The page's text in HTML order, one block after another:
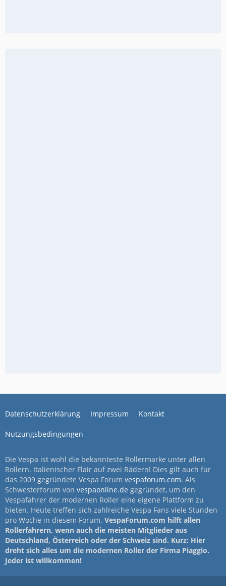
Datenschutzerklärung Impressum Kontakt
Nutzungsbedingungen
Die Vespa ist wohl die bekannteste Rollermarke unter allen
Rollern. Italienischer Flair auf zwei Rädern! Dies gilt auch für
das 2009 gegründete Vespa Forum vespaforum.com. Als
Schwesterforum von vespaonline.de gegründet, um den
Vespafahrer der modernen Roller eine eigene Plattform zu
bieten. Heute treffen sich zahlreiche Vespa Fans viele Stunden
pro Woche in diesem Forum. VespaForum.com hilft allen
Rollerfahrern, wenn auch die meisten Mitglieder aus
Deutschland, Österreich oder der Schweiz sind. Kurz: Hier
dreht sich alles um die modernen Roller der Firma Piaggio.
Jeder ist willkommen!